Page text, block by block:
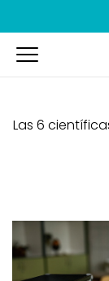
Las 6